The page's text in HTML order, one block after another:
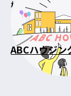
構造など、いろ
わからないこ
ABCハウジン